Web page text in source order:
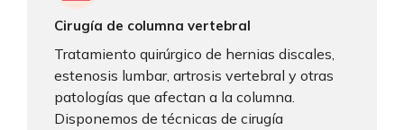
Cirugía de columna vertebral
Tratamiento quirúrgico de hernias discales,
estenosis lumbar, artrosis vertebral y otras
patologías que afectan a la columna.
Disponemos de técnicas de cirugía